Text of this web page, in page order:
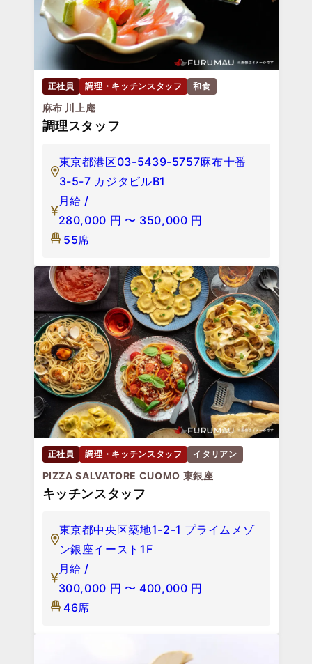
正社員 調理・キッチンスタッフ 和食
麻布 川上庵
調理スタッフ
東京都港区03-5439-5757麻布十番
3-5-7 カジタビルB1
月給 /
280,000 円 〜 350,000 円
55席
正社員 調理・キッチンスタッフ イタリアン
PIZZA SALVATORE CUOMO 東銀座
キッチンスタッフ
東京都中央区築地1-2-1 プライムメゾ
ン銀座イースト1F
月給 /
300,000 円 〜 400,000 円
46席